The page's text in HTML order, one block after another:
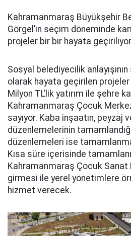
Kahramanmaraş Büyükşehir
Görgel’in seçim döneminde
projeler bir bir hayata
Sosyal belediyecilik
olarak hayata geçirilen projeler
Milyon TL’lik yatırım ile şehre
Kahramanmaraş Çocuk
sayıyor. Kaba inşaatın, peyzaj
düzenlemelerinin
düzenlemeleri ise
Kısa süre içerisinde
Kahramanmaraş Çocuk
girmesi ile yerel yönetimlere
hizmet verecek.